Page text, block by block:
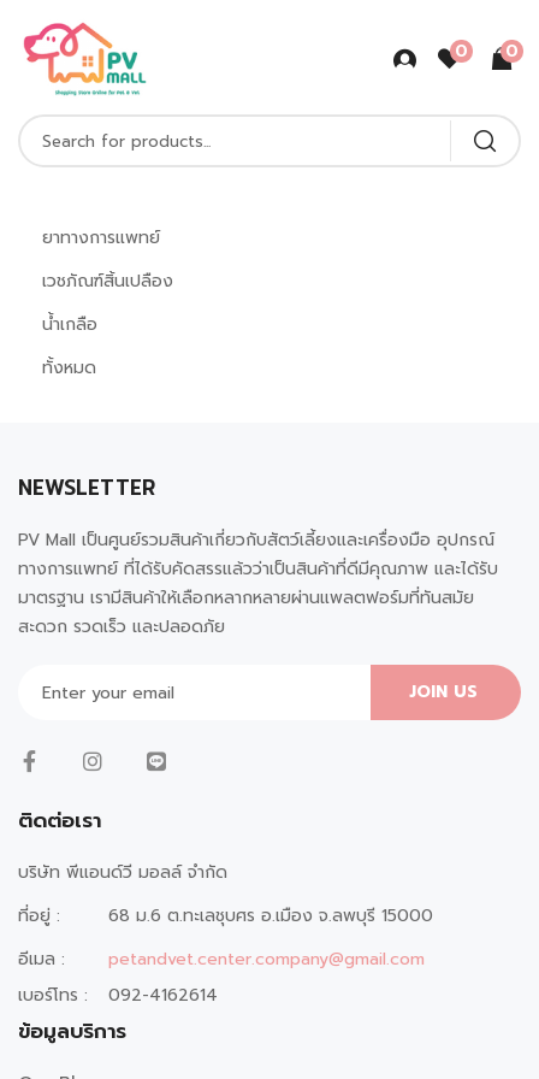
0 0
ยาทางการแพทย์
เวชภัณฑ์สิ้นเปลือง
น้ำเกลือ
ทั้งหมด
NEWSLETTER
PV Mall เป็นศูนย์รวมสินค้าเกี่ยวกับสัตว์เลี้ยงและเครื่องมือ อุปกรณ์
ทางการแพทย์ ที่ได้รับคัดสรรแล้วว่าเป็นสินค้าที่ดีมีคุณภาพ และได้รับ
มาตรฐาน เรามีสินค้าให้เลือกหลากหลายผ่านแพลตฟอร์มที่ทันสมัย
สะดวก รวดเร็ว และปลอดภัย
JOIN US
ติดต่อเรา
บริษัท พีแอนด์วี มอลล์ จำกัด
ที่อยู่ :
68 ม.6 ต.ทะเลชุบศร อ.เมือง จ.ลพบุรี 15000
อีเมล :
petandvet.center.company@gmail.com
เบอร์โทร :
092-4162614
ข้อมูลบริการ